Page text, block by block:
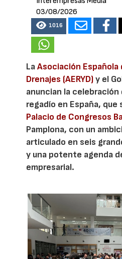
03/08/2026
1016
LaAsociación Española
Drenajes (AERYD)y el
anuncian la
regadío en España, que
Palacio de Congresos
Pamplona, con un
articulado en seis
y una potente agenda
empresarial.